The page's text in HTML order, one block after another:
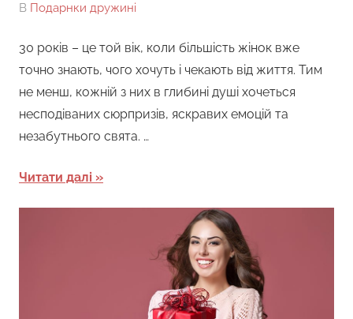
On
By
В Подарнки дружині
30 років – це той вік, коли більшість жінок вже
точно знають, чого хочуть і чекають від життя. Тим
не менш, кожній з них в глибині душі хочеться
несподіваних сюрпризів, яскравих емоцій та
незабутнього свята. …
Читати далі